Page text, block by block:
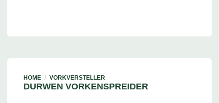
HOME / VORKVERSTELLER
DURWEN VORKENSPREIDER